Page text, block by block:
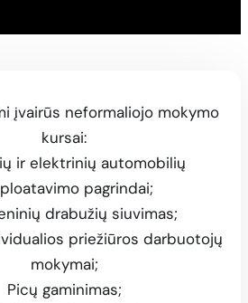
įvairūs neformaliojo mokymo
kursai:
ir elektrinių automobilių
pagrindai;
drabužių siuvimas;
priežiūros darbuotojų
mokymai;
Picų gaminimas;